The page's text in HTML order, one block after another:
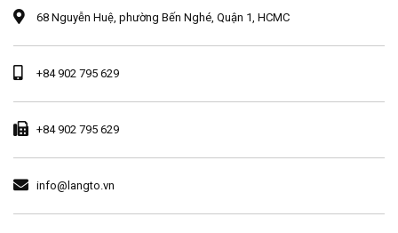
68 Nguyễn Huệ, phường Bến Nghé, Quận 1, HCMC
+84 902 795 629
+84 902 795 629
info@langto.vn